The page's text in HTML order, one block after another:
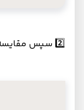
2️⃣ سپس مقایسه‌ها بررسی می‌شوند: